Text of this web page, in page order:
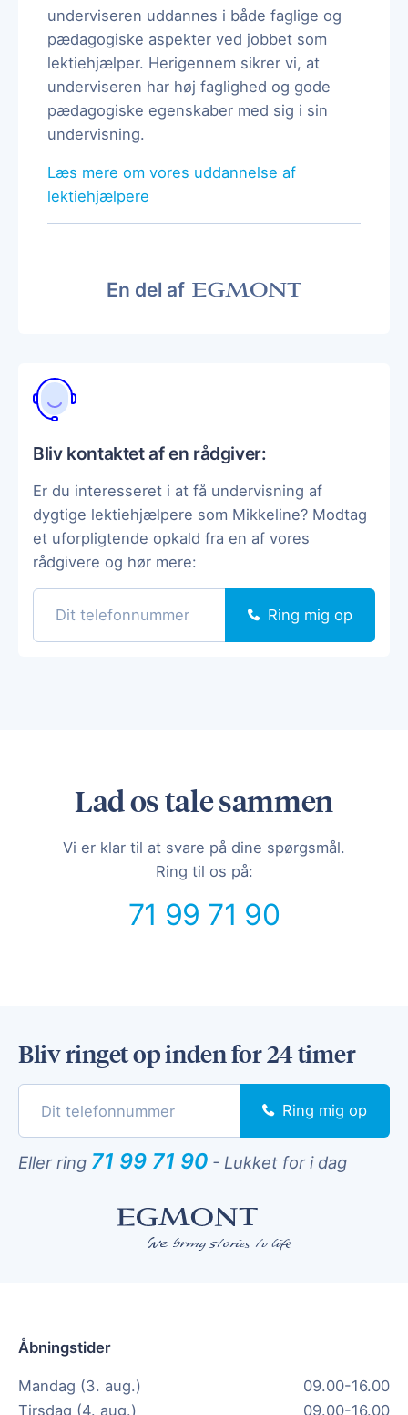
underviseren uddannes i både faglige og
pædagogiske aspekter ved jobbet som
lektiehjælper. Herigennem sikrer vi, at
underviseren har høj faglighed og gode
pædagogiske egenskaber med sig i sin
undervisning.
Læs mere om vores uddannelse af
lektiehjælpere
En del af
Bliv kontaktet af en rådgiver:
Er du interesseret i at få undervisning af
dygtige lektiehjælpere som Mikkeline? Modtag
et uforpligtende opkald fra en af vores
rådgivere og hør mere:
Ring mig op
Lad os tale sammen
Vi er klar til at svare på dine spørgsmål.
Ring til os på:
71 99 71 90
Bliv ringet op inden for 24 timer
Ring mig op
Eller ring 71 99 71 90 - Lukket for i dag
Åbningstider
Mandag (3. aug.)
09.00-16.00
Tirsdag (4. aug.)
09.00-16.00